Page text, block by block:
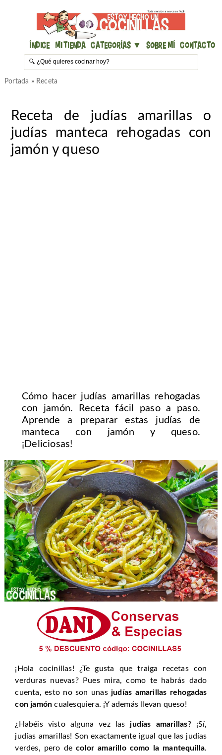
Índice Mi Tienda Categorías ▼ Sobre mí Contacto
Portada » Receta
Receta de judías amarillas o
judías manteca rehogadas con
jamón y queso
Cómo hacer judías amarillas rehogadas
con jamón. Receta fácil paso a paso.
Aprende a preparar estas judías de
manteca con jamón y queso.
¡Deliciosas!
¡Hola cocinillas! ¿Te gusta que traiga recetas con
verduras nuevas? Pues mira, como te habrás dado
cuenta, esto no son unasjudías amarillas rehogadas
con jamón cualesquiera. ¡Y además llevan queso!
¿Habéis visto alguna vez lasjudías amarillas? ¡Sí,
judías amarillas! Son exactamente igual que las judías
verdes, pero decolor amarillo como la mantequilla.